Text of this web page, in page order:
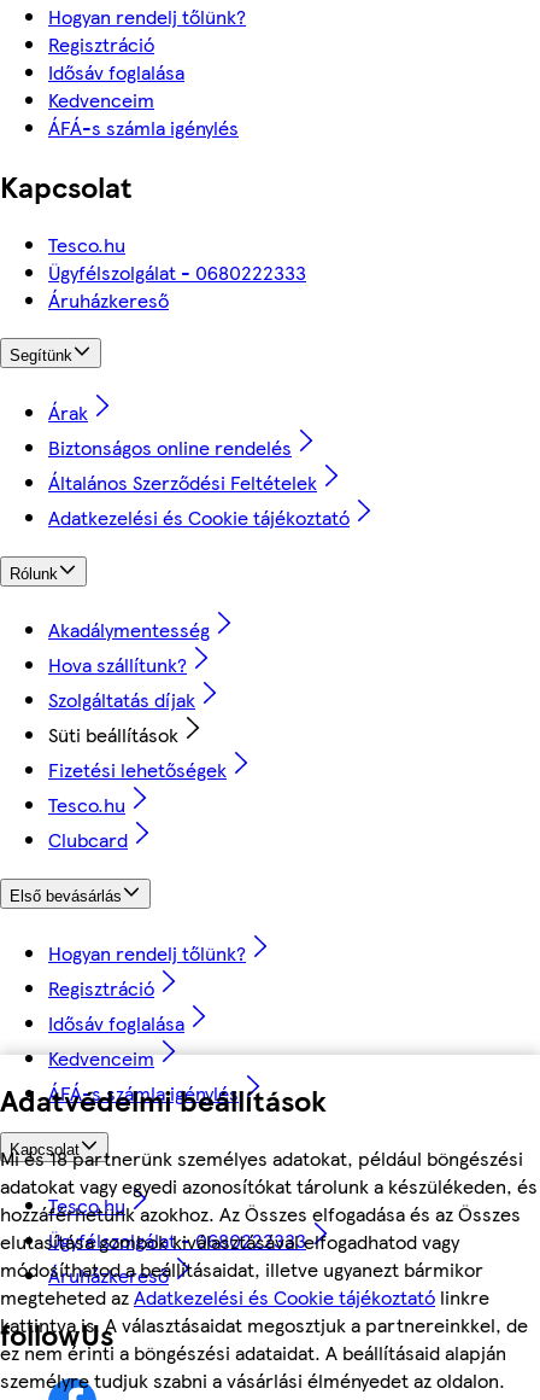
Adatvédelmi beállítások
Mi és 18 partnerünk személyes adatokat, például böngészési
adatokat vagy egyedi azonosítókat tárolunk a készülékeden, és
hozzáférhetünk azokhoz. Az Összes elfogadása és az Összes
elutasítása gombok kiválasztásával elfogadhatod vagy
módosíthatod a beállításaidat, illetve ugyanezt bármikor
megteheted azAdatkezelési és Cookie tájékoztató linkre
kattintva is. A választásaidat megosztjuk a partnereinkkel, de
ez nem érinti a böngészési adataidat. A beállításaid alapján
személyre tudjuk szabni a vásárlási élményedet az oldalon.
Hogyan rendelj tőlünk?
Regisztráció
Idősáv foglalása
Kedvenceim
ÁFÁ-s számla igénylés
Kapcsolat
Tesco.hu
Ügyfélszolgálat - 0680222333
Áruházkereső
Segítünk
Árak
Biztonságos online rendelés
Általános Szerződési Feltételek
Adatkezelési és Cookie tájékoztató
Rólunk
Akadálymentesség
Hova szállítunk?
Szolgáltatás díjak
Süti beállítások
Fizetési lehetőségek
Tesco.hu
Clubcard
Első bevásárlás
Hogyan rendelj tőlünk?
Regisztráció
Idősáv foglalása
Kedvenceim
ÁFÁ-s számla igénylés
Kapcsolat
Tesco.hu
Ügyfélszolgálat - 0680222333
Áruházkereső
followUs